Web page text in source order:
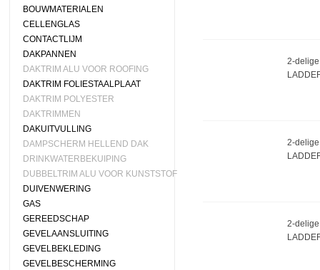
BOUWMATERIALEN
CELLENGLAS
CONTACTLIJM
DAKPANNEN
DAKTRIM ALU VOOR ROOFING
DAKTRIM FOLIESTAALPLAAT
DAKTRIM POLYESTER
DAKTRIMMEN
DAKUITVULLING
DAMPSCHERM HELLEND DAK
DRINKWATERBEKUIPING
DUBBELTRIM ALU VOOR KUNSTSTOF
DUIVENWERING
GAS
GEREEDSCHAP
GEVELAANSLUITING
GEVELBEKLEDING
GEVELBESCHERMING
2-
2-
2-